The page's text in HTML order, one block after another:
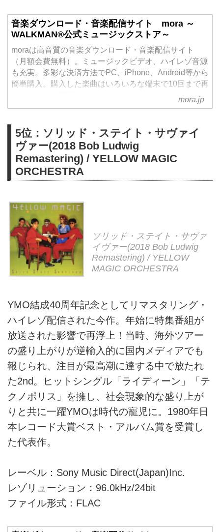
音楽ダウンロード・音楽配信サイト mora ～
WALKMAN®公式ミュージックストア～
moraは高音質の音楽ダウンロード・音楽配信サイト
（月額会費無料）。ミュージックビデオ、ハイレゾ音源
も充実。多彩な決済方法でPC、iPhone、Android等から
簡単購入。購入した楽曲はいろいろな端末で10回まで再
mora.jp
5位：ソリッド・ステイト・サヴァイ
ヴァー(2018 Bob Ludwig
Remastering) / YELLOW MAGIC
ORCHESTRA
ソリッド・ステイト・サヴァ
イヴァー(2018 Bob Ludwig
Remastering) / YELLOW
MAGIC ORCHESTRA
YMO結成40周年記念としてリマスタリング・
ハイレゾ配信された今作。年始に特集番組が
放送された影響で再浮上！当時、海外ツアー
の盛り上がりが逆輸入的に国内メディアでも
報じられ、注目が最高潮に達する中で放たれ
た2nd。ヒットシングル「ライディーン」「テ
クノポリス」を擁し、社会現象的な盛り上が
りと共に一躍YMOは時代の寵児に。1980年日
本レコード大賞ベスト・アルバム賞を受賞し
た代表作。
レーベル：Sony Music Direct(Japan)Inc.
レゾリューション：96.0kHz/24bit
ファイル形式：FLAC